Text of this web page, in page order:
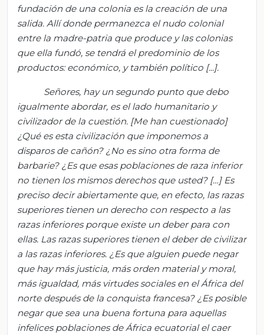
fundación de una colonia es la creación de una
salida. Allí donde permanezca el nudo colonial
entre la madre-patria que produce y las colonias
que ella fundó, se tendrá el predominio de los
productos: económico, y también político [...].
Señores, hay un segundo punto que debo
igualmente abordar, es el lado humanitario y
civilizador de la cuestión. [Me han cuestionado]
¿Qué es esta civilización que imponemos a
disparos de cañón? ¿No es sino otra forma de
barbarie? ¿Es que esas poblaciones de raza inferior
no tienen los mismos derechos que usted? […] Es
preciso decir abiertamente que, en efecto, las razas
superiores tienen un derecho con respecto a las
razas inferiores porque existe un deber para con
ellas. Las razas superiores tienen el deber de civilizar
a las razas inferiores. ¿Es que alguien puede negar
que hay más justicia, más orden material y moral,
más igualdad, más virtudes sociales en el África del
norte después de la conquista francesa? ¿Es posible
negar que sea una buena fortuna para aquellas
infelices poblaciones de África ecuatorial el caer